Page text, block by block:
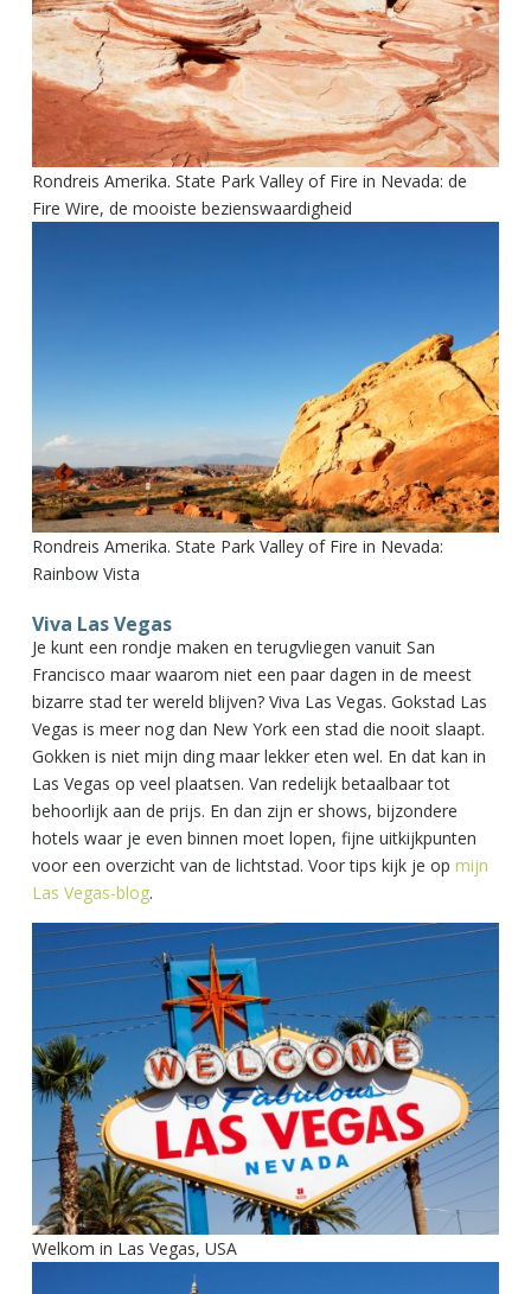
Rondreis Amerika. State Park Valley of Fire in Nevada: de
Fire Wire, de mooiste bezienswaardigheid
Rondreis Amerika. State Park Valley of Fire in Nevada:
Rainbow Vista
Viva Las Vegas
Je kunt een rondje maken en terugvliegen vanuit San
Francisco maar waarom niet een paar dagen in de meest
bizarre stad ter wereld blijven? Viva Las Vegas. Gokstad Las
Vegas is meer nog dan New York een stad die nooit slaapt.
Gokken is niet mijn ding maar lekker eten wel. En dat kan in
Las Vegas op veel plaatsen. Van redelijk betaalbaar tot
behoorlijk aan de prijs. En dan zijn er shows, bijzondere
hotels waar je even binnen moet lopen, fijne uitkijkpunten
voor een overzicht van de lichtstad. Voor tips kijk je op mijn
Las Vegas-blog.
Welkom in Las Vegas, USA